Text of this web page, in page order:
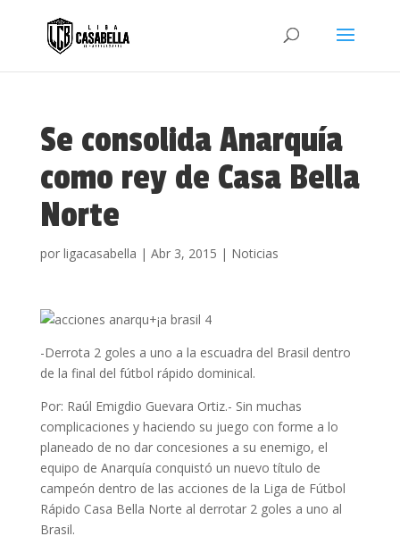
Se consolida Anarquía
como rey de Casa Bella
Norte
por ligacasabella | Abr 3, 2015 | Noticias
-Derrota 2 goles a uno a la escuadra del Brasil dentro
de la final del fútbol rápido dominical.
Por: Raúl Emigdio Guevara Ortiz.- Sin muchas
complicaciones y haciendo su juego con forme a lo
planeado de no dar concesiones a su enemigo, el
equipo de Anarquía conquistó un nuevo título de
campeón dentro de las acciones de la Liga de Fútbol
Rápido Casa Bella Norte al derrotar 2 goles a uno al
Brasil.